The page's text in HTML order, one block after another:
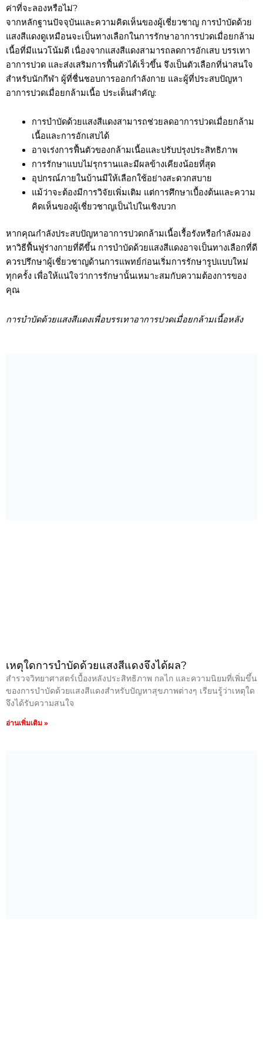
ค่าที่จะลองหรือไม่?
จากหลักฐานปัจจุบันและความคิดเห็นของผู้เชี่ยวชาญ การบำบัดด้วย
แสงสีแดงดูเหมือนจะเป็นทางเลือกในการรักษาอาการปวดเมื่อยกล้าม
เนื้อที่มีแนวโน้มดี เนื่องจากแสงสีแดงสามารถลดการอักเสบ บรรเทา
อาการปวด และส่งเสริมการฟื้นตัวได้เร็วขึ้น จึงเป็นตัวเลือกที่น่าสนใจ
สำหรับนักกีฬา ผู้ที่ชื่นชอบการออกกำลังกาย และผู้ที่ประสบปัญหา
อาการปวดเมื่อยกล้ามเนื้อ ประเด็นสำคัญ:
การบำบัดด้วยแสงสีแดงสามารถช่วยลดอาการปวดเมื่อยกล้าม
เนื้อและการอักเสบได้
อาจเร่งการฟื้นตัวของกล้ามเนื้อและปรับปรุงประสิทธิภาพ
การรักษาแบบไม่รุกรานและมีผลข้างเคียงน้อยที่สุด
อุปกรณ์ภายในบ้านมีให้เลือกใช้อย่างสะดวกสบาย
แม้ว่าจะต้องมีการวิจัยเพิ่มเติม แต่การศึกษาเบื้องต้นและความ
คิดเห็นของผู้เชี่ยวชาญเป็นไปในเชิงบวก
หากคุณกำลังประสบปัญหาอาการปวดกล้ามเนื้อเรื้อรังหรือกำลังมอง
หาวิธีฟื้นฟูร่างกายที่ดีขึ้น การบำบัดด้วยแสงสีแดงอาจเป็นทางเลือกที่ดี
ควรปรึกษาผู้เชี่ยวชาญด้านการแพทย์ก่อนเริ่มการรักษารูปแบบใหม่
ทุกครั้ง เพื่อให้แน่ใจว่าการรักษานั้นเหมาะสมกับความต้องการของ
คุณ
การบำบัดด้วยแสงสีแดงเพื่อบรรเทาอาการปวดเมื่อยกล้ามเนื้อหลัง
เหตุใดการบำบัดด้วยแสงสีแดงจึงได้ผล?
สำรวจวิทยาศาสตร์เบื้องหลังประสิทธิภาพ กลไก และความนิยมที่เพิ่มขึ้น
ของการบำบัดด้วยแสงสีแดงสำหรับปัญหาสุขภาพต่างๆ เรียนรู้ว่าเหตุใด
จึงได้รับความสนใจ
อ่านเพิ่มเติม »